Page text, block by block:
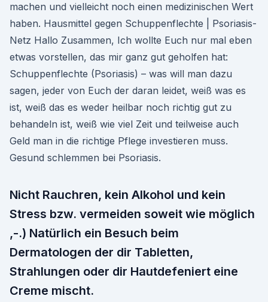
machen und vielleicht noch einen medizinischen Wert
haben. Hausmittel gegen Schuppenflechte | Psoriasis-
Netz Hallo Zusammen, Ich wollte Euch nur mal eben
etwas vorstellen, das mir ganz gut geholfen hat:
Schuppenflechte (Psoriasis) – was will man dazu
sagen, jeder von Euch der daran leidet, weiß was es
ist, weiß das es weder heilbar noch richtig gut zu
behandeln ist, weiß wie viel Zeit und teilweise auch
Geld man in die richtige Pflege investieren muss.
Gesund schlemmen bei Psoriasis.
Nicht Rauchren, kein Alkohol und kein
Stress bzw. vermeiden soweit wie möglich
,-.) Natürlich ein Besuch beim
Dermatologen der dir Tabletten,
Strahlungen oder dir Hautdefeniert eine
Creme mischt.